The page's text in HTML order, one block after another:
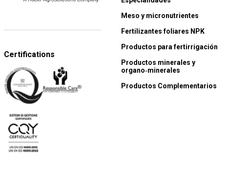
Certifications
Meso y micronutrientes
Fertilizantes foliares NPK
Productos para fertirrigación
Productos minerales y
organo‑minerales
Productos Complementarios